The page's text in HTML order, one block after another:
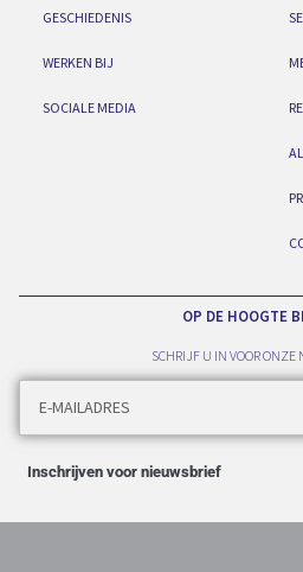
GESCHIEDENIS
WERKEN BIJ
SOCIALE MEDIA
OP DE HOOGTE
SCHRIJF U IN VOOR ONZE
Inschrijven voor nieuwsbrief